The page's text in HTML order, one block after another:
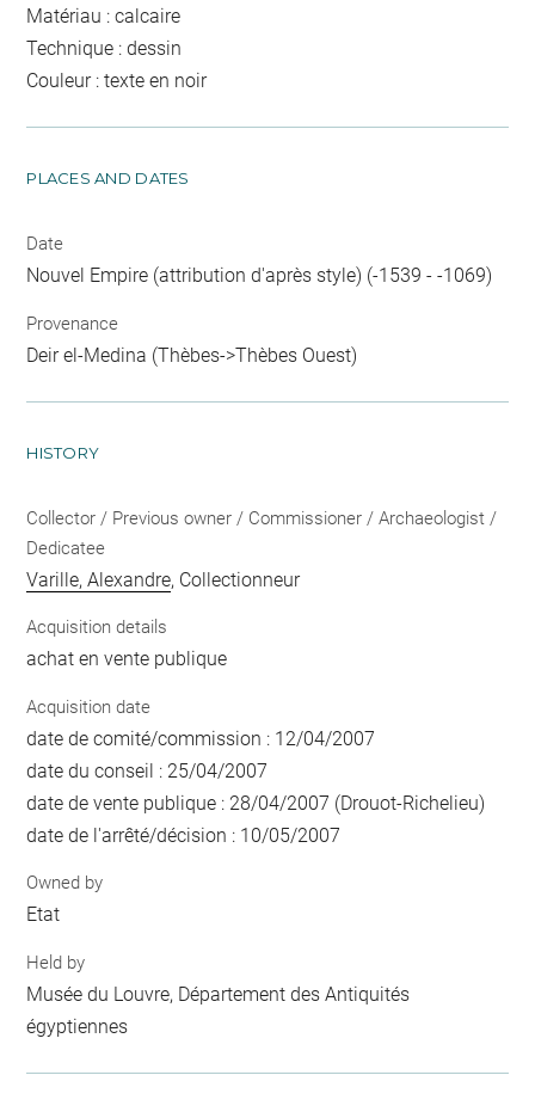
Matériau : calcaire
Technique : dessin
Couleur : texte en noir
PLACES AND DATES
Date
Nouvel Empire (attribution d'après style) (-1539 - -1069)
Provenance
Deir el-Medina (Thèbes->Thèbes Ouest)
HISTORY
Collector / Previous owner / Commissioner / Archaeologist /
Dedicatee
Varille, Alexandre, Collectionneur
Acquisition details
achat en vente publique
Acquisition date
date de comité/commission : 12/04/2007
date du conseil : 25/04/2007
date de vente publique : 28/04/2007 (Drouot-Richelieu)
date de l'arrêté/décision : 10/05/2007
Owned by
Etat
Held by
Musée du Louvre, Département des Antiquités
égyptiennes